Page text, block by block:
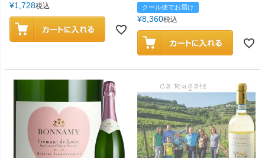
¥1,728税込
クール便でお届け
¥8,360税込